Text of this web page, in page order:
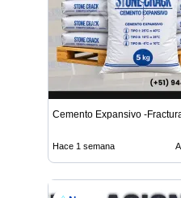
Cemento Expansivo -
Hace 1 semana